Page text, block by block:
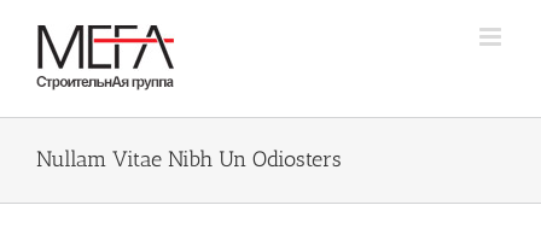
Nullam Vitae Nibh Un Odiosters